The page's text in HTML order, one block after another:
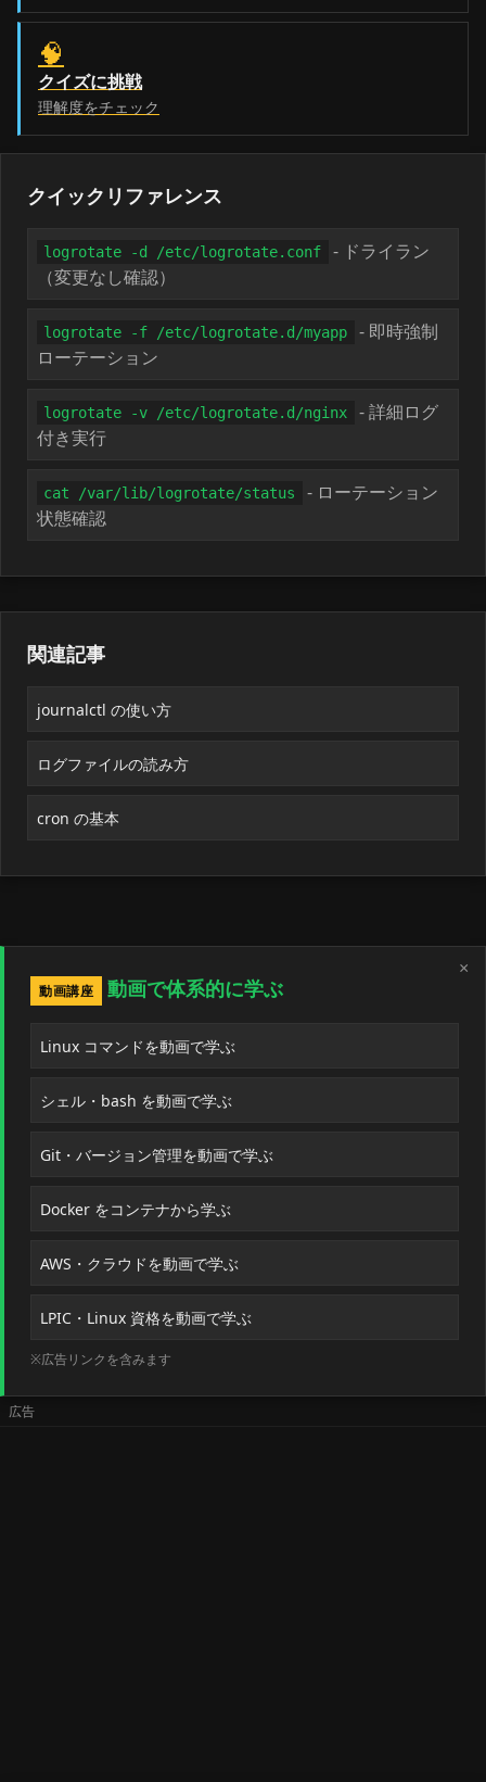
🧠
クイズに挑戦
理解度をチェック
クイックリファレンス
logrotate -d /etc/logrotate.conf
- ドライラン
（変更なし確認）
logrotate -f /etc/logrotate.d/myapp
- 即時強制
ローテーション
logrotate -v /etc/logrotate.d/nginx
- 詳細ログ
付き実行
cat /var/lib/logrotate/status
- ローテーション
状態確認
関連記事
journalctl の使い方
ログファイルの読み方
cron の基本
×
動画講座
動画で体系的に学ぶ
Linux コマンドを動画で学ぶ
シェル・bash を動画で学ぶ
Git・バージョン管理を動画で学ぶ
Docker をコンテナから学ぶ
AWS・クラウドを動画で学ぶ
LPIC・Linux 資格を動画で学ぶ
※広告リンクを含みます